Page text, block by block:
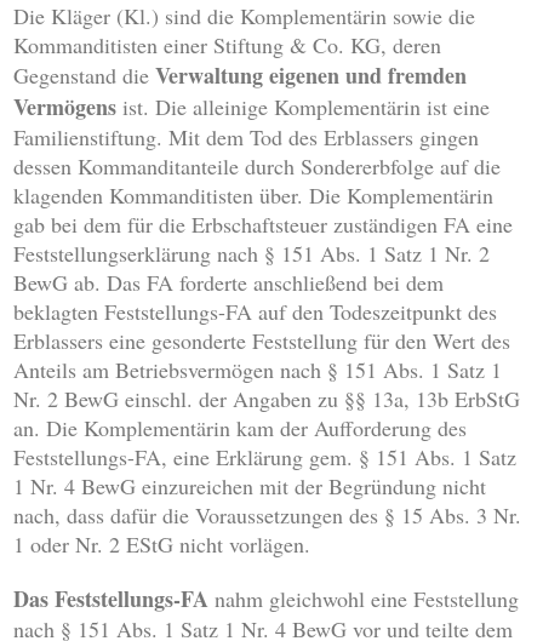
Die Kläger (Kl.) sind die Komplementärin sowie die
Kommanditisten einer Stiftung & Co. KG, deren
Gegenstand dieVerwaltung eigenen und fremden
Vermögens ist. Die alleinige Komplementärin ist eine
Familienstiftung. Mit dem Tod des Erblassers gingen
dessen Kommanditanteile durch Sondererbfolge auf die
klagenden Kommanditisten über. Die Komplementärin
gab bei dem für die Erbschaftsteuer zuständigen FA eine
Feststellungserklärung nach § 151 Abs. 1 Satz 1 Nr. 2
BewG ab. Das FA forderte anschließend bei dem
beklagten Feststellungs-FA auf den Todeszeitpunkt des
Erblassers eine gesonderte Feststellung für den Wert des
Anteils am Betriebsvermögen nach § 151 Abs. 1 Satz 1
Nr. 2 BewG einschl. der Angaben zu §§ 13a, 13b ErbStG
an. Die Komplementärin kam der Aufforderung des
Feststellungs-FA, eine Erklärung gem. § 151 Abs. 1 Satz
1 Nr. 4 BewG einzureichen mit der Begründung nicht
nach, dass dafür die Voraussetzungen des § 15 Abs. 3 Nr.
1 oder Nr. 2 EStG nicht vorlägen.
Das Feststellungs-FA nahm gleichwohl eine Feststellung
nach § 151 Abs. 1 Satz 1 Nr. 4 BewG vor und teilte dem